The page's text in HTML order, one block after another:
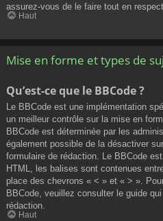
assurez-vous de le faire tout en
Haut
Mise en forme et types de
Qu’est-ce que le BBCode ?
Le BBCode est une implémentation
un meilleur contrôle sur la mise en
BBCode est déterminée par les
également possible de la désactiver
formulaire de rédaction. Le BBCode
HTML, les balises sont contenues
place des chevrons « < » et « > ».
BBCode, veuillez consulter le guide
rédaction.
Haut